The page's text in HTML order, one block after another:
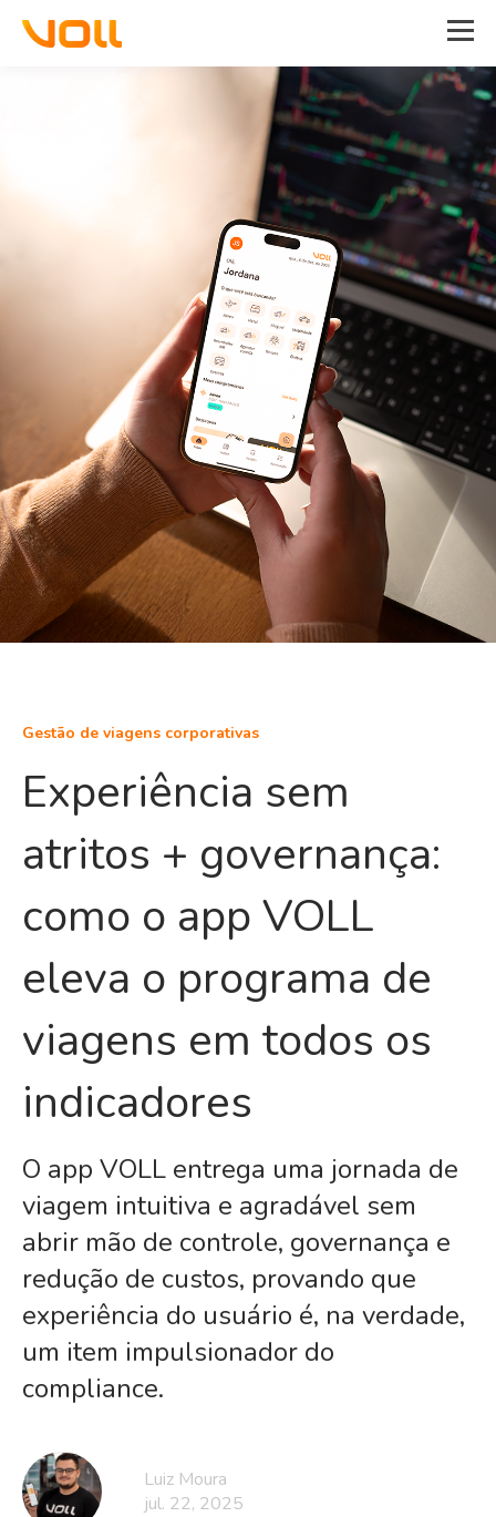
Gestão de viagens corporativas
Experiência sem
atritos + governança:
como o app VOLL
eleva o programa de
viagens em todos os
indicadores
O app VOLL entrega uma jornada de
viagem intuitiva e agradável sem
abrir mão de controle, governança e
redução de custos, provando que
experiência do usuário é, na verdade,
um item impulsionador do
compliance.
Luiz Moura
jul. 22, 2025